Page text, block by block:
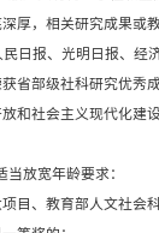
《省委办公厅
大社科人才的
我校推荐工作
会科学工作，